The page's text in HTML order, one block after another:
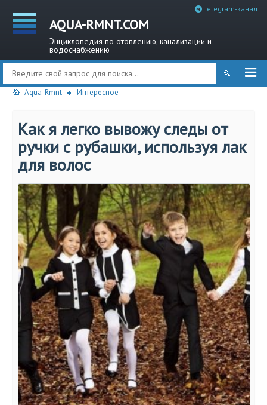
AQUA-RMNT.COM
Энциклопедия по отоплению, канализации и
водоснабжению
Telegram-канал
Aqua-Rmnt Интересное
Как я легко вывожу следы от
ручки с рубашки, используя лак
для волос